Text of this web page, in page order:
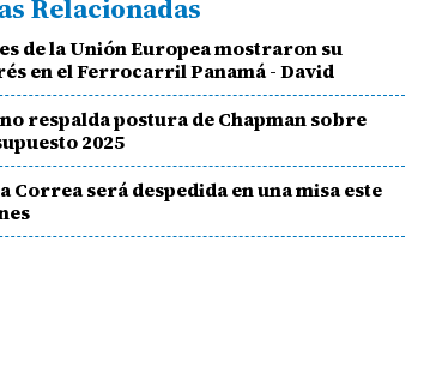
Relacionadas
de la Unión Europea mostraron su
en el Ferrocarril Panamá - David
respalda postura de Chapman sobre
2025
Correa será despedida en una misa este